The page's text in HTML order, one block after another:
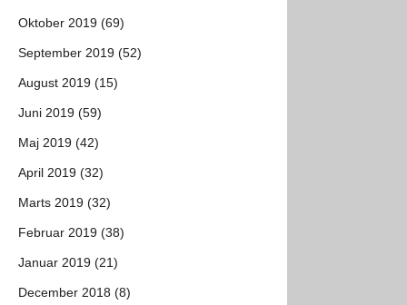
Oktober 2019 (69)
September 2019 (52)
August 2019 (15)
Juni 2019 (59)
Maj 2019 (42)
April 2019 (32)
Marts 2019 (32)
Februar 2019 (38)
Januar 2019 (21)
December 2018 (8)